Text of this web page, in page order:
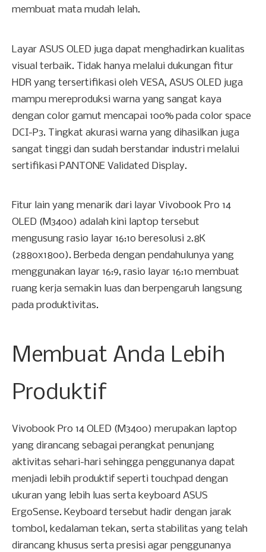
membuat mata mudah lelah.
Layar ASUS OLED juga dapat menghadirkan kualitas
visual terbaik. Tidak hanya melalui dukungan fitur
HDR yang tersertifikasi oleh VESA, ASUS OLED juga
mampu mereproduksi warna yang sangat kaya
dengan color gamut mencapai 100% pada color space
DCI-P3. Tingkat akurasi warna yang dihasilkan juga
sangat tinggi dan sudah berstandar industri melalui
sertifikasi PANTONE Validated Display.
Fitur lain yang menarik dari layar Vivobook Pro 14
OLED (M3400) adalah kini laptop tersebut
mengusung rasio layar 16:10 beresolusi 2.8K
(2880x1800). Berbeda dengan pendahulunya yang
menggunakan layar 16:9, rasio layar 16:10 membuat
ruang kerja semakin luas dan berpengaruh langsung
pada produktivitas.
Membuat Anda Lebih
Produktif
Vivobook Pro 14 OLED (M3400) merupakan laptop
yang dirancang sebagai perangkat penunjang
aktivitas sehari-hari sehingga penggunanya dapat
menjadi lebih produktif seperti touchpad dengan
ukuran yang lebih luas serta keyboard ASUS
ErgoSense. Keyboard tersebut hadir dengan jarak
tombol, kedalaman tekan, serta stabilitas yang telah
dirancang khusus serta presisi agar penggunanya